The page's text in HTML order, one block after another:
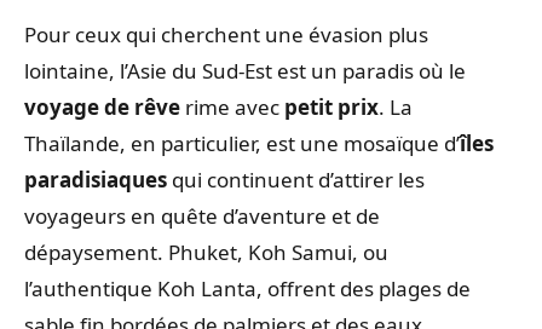
Pour ceux qui cherchent une évasion plus
lointaine, l’Asie du Sud-Est est un paradis où le
voyage de rêve rime avec petit prix. La
Thaïlande, en particulier, est une mosaïque d’îles
paradisiaques qui continuent d’attirer les
voyageurs en quête d’aventure et de
dépaysement. Phuket, Koh Samui, ou
l’authentique Koh Lanta, offrent des plages de